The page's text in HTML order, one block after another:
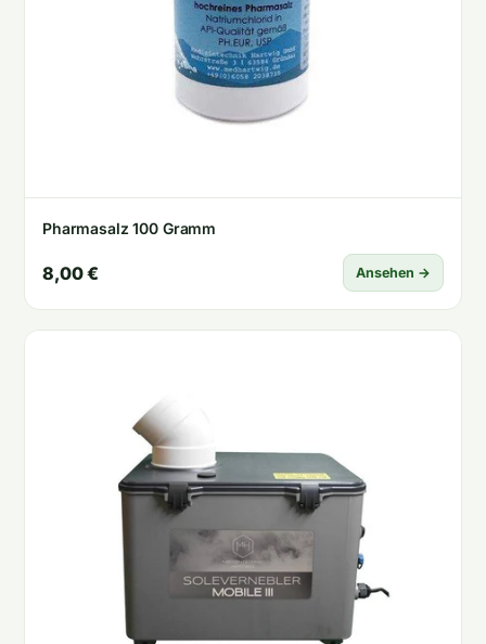
Pharmasalz 100 Gramm
8,00 € Ansehen →